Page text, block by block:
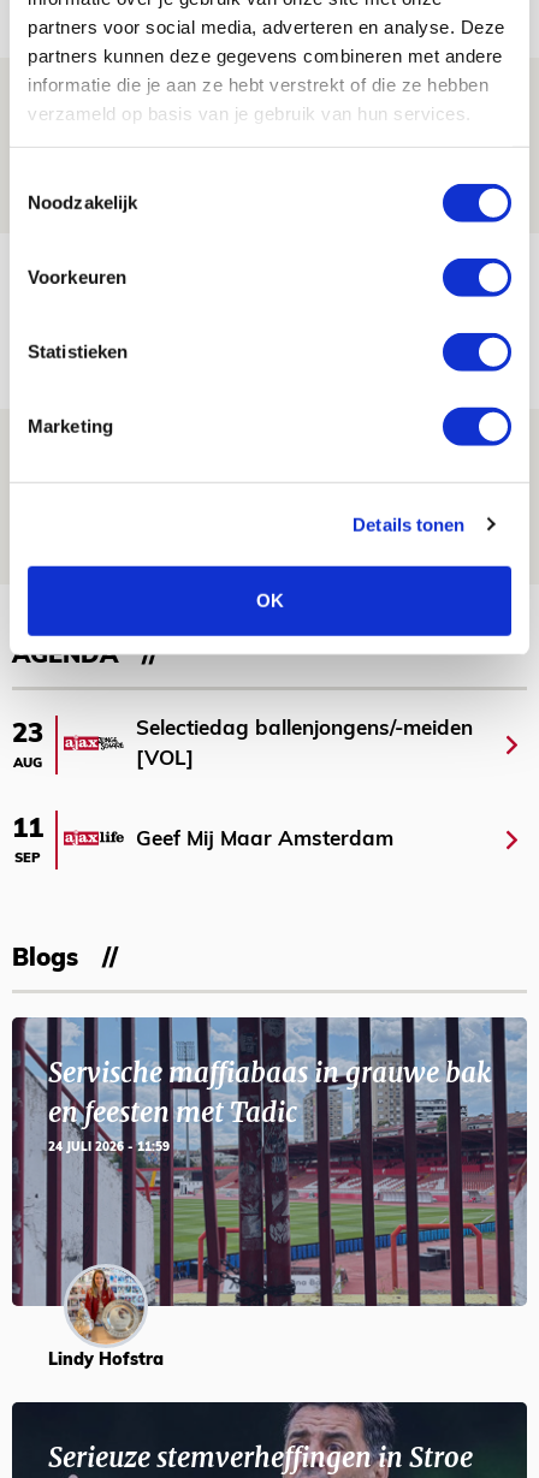
partners voor social media, adverteren en analyse. Deze
partners kunnen deze gegevens combineren met andere
informatie die je aan ze hebt verstrekt of die ze hebben
verzameld op basis van je gebruik van hun services.
Noodzakelijk
Voorkeuren
Statistieken
Marketing
Details tonen
OK
Drie dingen die je moet weten over PEC
Zwolle - Ajax
NIEUWS
Míchels elf: met welke formatie begin
08 AUGUSTUS 2026 - 11:34
Spelen bij Jong Ajax of Ajax 1? Dat
maakt Abdalla ‘geen reet’ uit
AGENDA
23
AUG
Selectiedag ballenjongens/-meiden
[VOL]
11
SEP
Geef Mij Maar Amsterdam
Blogs
Servische maffiabaas in grauwe bak
en feesten met Tadic
24 JULI 2026 - 11:59
Lindy Hofstra
Serieuze stemverheffingen in Stroe